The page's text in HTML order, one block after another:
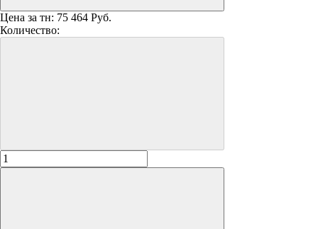
Цена за тн: 75 464 Руб.
Количество: